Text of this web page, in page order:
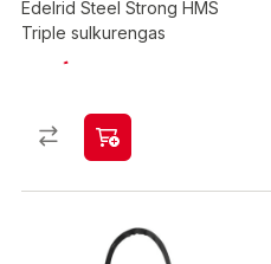
Edelrid Steel Strong HMS
Triple sulkurengas